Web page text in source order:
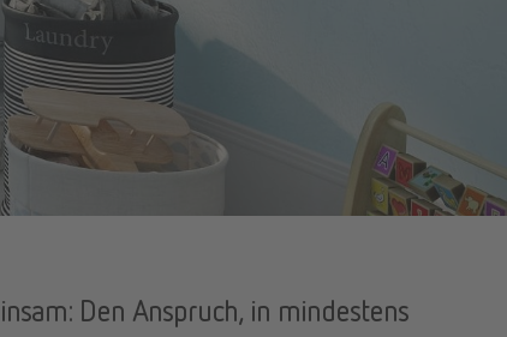
Den Anspruch, in mindestens